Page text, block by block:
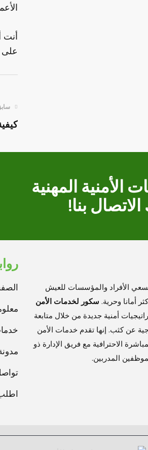
أنت
على
الأمنية المهنية
بنا!
الأفراد والمؤسسات للعيش
أمانا وحرية. سكور لخدمات الأمن
أمنية جديدة من خلال متابعة
عن كثب. إنها تقدم خدمات الأمن
الاحترافية مع فريق الإدارة ذو
المدربين.